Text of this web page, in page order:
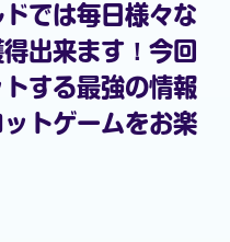
では毎日様々な
出来ます！今回
する最強の情報
トゲームをお楽